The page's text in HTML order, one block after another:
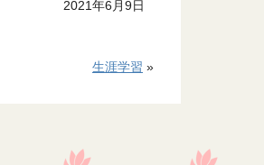
2021年6月9日
生涯学習 »